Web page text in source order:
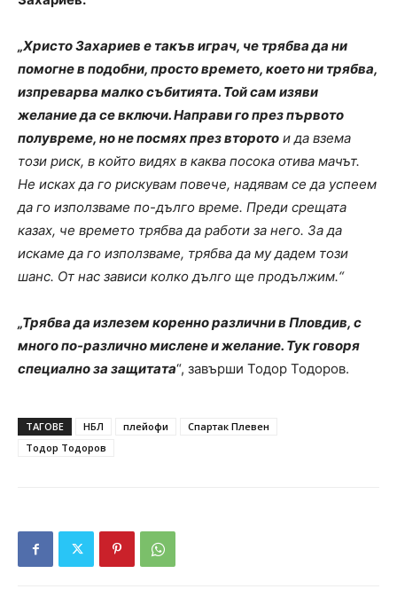
„Христо Захариев е такъв играч, че трябва да ни
помогне в подобни, просто времето, което ни трябва,
изпреварва малко събитията. Той сам изяви
желание да се включи. Направи го през първото
полувреме, но не посмях през второто и да взема
този риск, в който видях в каква посока отива мачът.
Не исках да го рискувам повече, надявам се да успеем
да го използваме по-дълго време. Преди срещата
казах, че времето трябва да работи за него. За да
искаме да го използваме, трябва да му дадем този
шанс. От нас зависи колко дълго ще продължим.“
„Трябва да излезем коренно различни в Пловдив, с
много по-различно мислене и желание. Тук говоря
специално за защитата“, завърши Тодор Тодоров.
ТАГОВЕ НБЛ плейофи
Спартак Плевен
Тодор Тодоров